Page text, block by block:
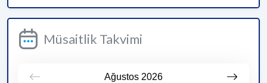
Müsaitlik Takvimi
Ağustos 2026